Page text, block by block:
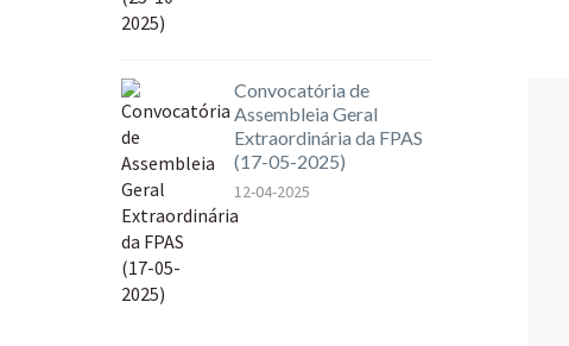
Convocatória de
Assembleia Geral
Extraordinária da FPAS
(17-05-2025)
12-04-2025